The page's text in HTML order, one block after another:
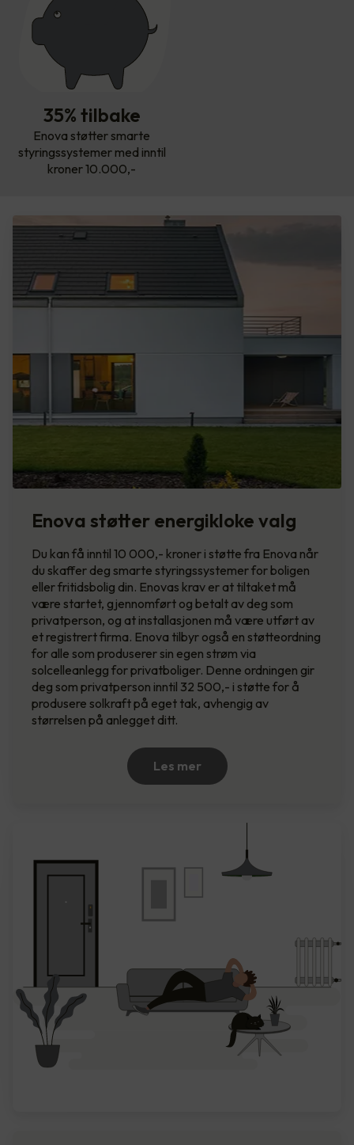
35% tilbake
Enova støtter smarte
styringssystemer med inntil
kroner 10.000,-
Enova støtter energikloke valg
Du kan få inntil 10 000,- kroner i støtte fra Enova når
du skaffer deg smarte styringssystemer for boligen
eller fritidsbolig din. Enovas krav er at tiltaket må
være startet, gjennomført og betalt av deg som
privatperson, og at installasjonen må være utført av
et registrert firma. Enova tilbyr også en støtteordning
for alle som produserer sin egen strøm via
solcelleanlegg for privatboliger. Denne ordningen gir
deg som privatperson inntil 32 500,- i støtte for å
produsere solkraft på eget tak, avhengig av
størrelsen på anlegget ditt.
Les mer